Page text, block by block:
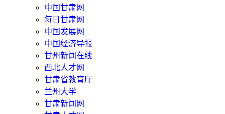
中国甘肃网
每日甘肃网
中国发展网
中国经济导报
甘州新闻在线
西北人才网
甘肃省教育厅
兰州大学
甘肃新闻网